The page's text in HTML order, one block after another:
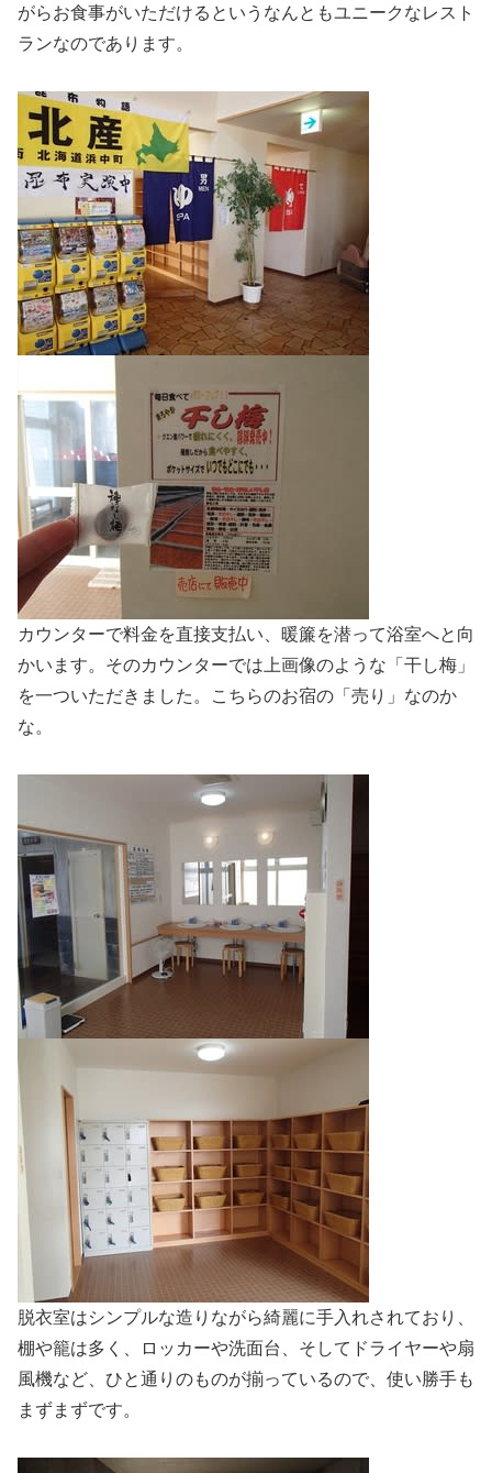
がらお食事がいただけるというなんともユニークなレスト
ランなのであります。
カウンターで料金を直接支払い、暖簾を潜って浴室へと向
かいます。そのカウンターでは上画像のような「干し梅」
を一ついただきました。こちらのお宿の「売り」なのか
な。
脱衣室はシンプルな造りながら綺麗に手入れされており、
棚や籠は多く、ロッカーや洗面台、そしてドライヤーや扇
風機など、ひと通りのものが揃っているので、使い勝手も
まずまずです。